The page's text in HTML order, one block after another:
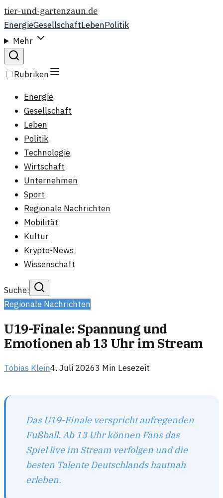
tier-und-gartenzaun.de
EnergieGesellschaftLebenPolitik
Mehr
Rubriken
Energie
Gesellschaft
Leben
Politik
Technologie
Wirtschaft
Unternehmen
Sport
Regionale Nachrichten
Mobilität
Kultur
Krypto-News
Wissenschaft
Suche:
Regionale Nachrichten
U19-Finale: Spannung und
Emotionen ab 13 Uhr im Stream
Tobias Klein4. Juli 20263 Min Lesezeit
Das U19-Finale verspricht aufregenden
Fußball. Ab 13 Uhr können Fans das
Spiel live im Stream verfolgen und die
besten Talente Deutschlands hautnah
erleben.